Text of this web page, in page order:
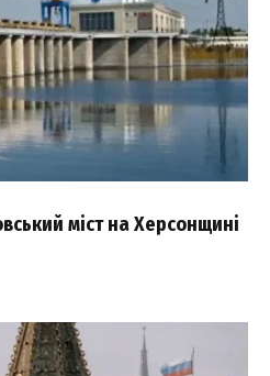
міст на Херсонщині